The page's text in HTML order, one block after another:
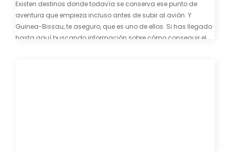
Existen destinos donde todavía se conserva ese punto de
aventura que empieza incluso antes de subir al avión. Y
Guinea-Bissau, te aseguro, que es uno de ellos. Si has llegado
hasta aquí buscando información sobre cómo conseguir el